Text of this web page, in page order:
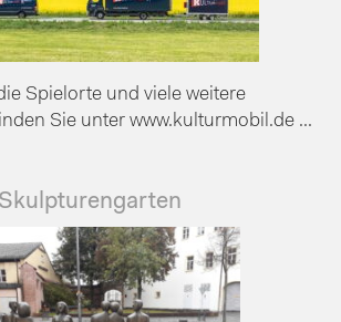
Spielorte und viele weitere
Sie unter www.kulturmobil.de ...